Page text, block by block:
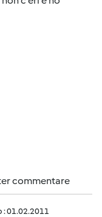
commentare
: 01.02.2011